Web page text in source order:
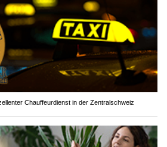
Chauffeurdienst in der Zentralschweiz